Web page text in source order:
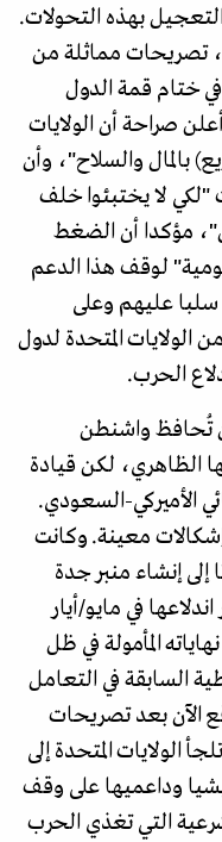
التعجيل بهذه التحولات.
مماثلة من
في ختام قمة الدول
صراحة أن الولايات
بالمال والسلاح"، وأن
"لكي لا يختبئوا خلف
مؤكدا أن الضغط
لوقف هذا الدعم
عليهم وعلى
الولايات المتحدة لدول
الحرب.
تُحافظ واشنطن
الظاهري، لكن قيادة
الأميركي-السعودي.
معينة. وكانت
إلى إنشاء منبر جدة
في مايو/أيار
نهاياته المأمولة في ظل
السابقة في التعامل
الآن بعد تصريحات
الولايات المتحدة إلى
وداعميها على وقف
التي تغذي الحرب